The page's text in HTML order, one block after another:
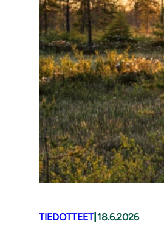
TIEDOTTEET| 18.6.2026